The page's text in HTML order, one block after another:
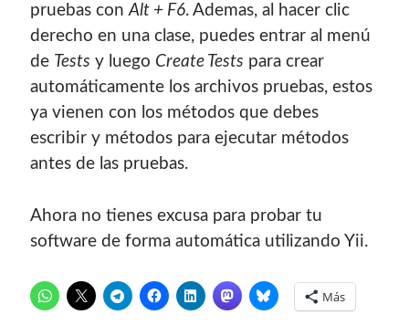
pruebas conAlt + F6. Ademas, al hacer clic
derecho en una clase, puedes entrar al menú
de Tests y luego Create Tests para crear
automáticamente los archivos pruebas, estos
ya vienen con los métodos que debes
escribir y métodos para ejecutar métodos
antes de las pruebas.
Ahora no tienes excusa para probar tu
software de forma automática utilizando Yii.
Más